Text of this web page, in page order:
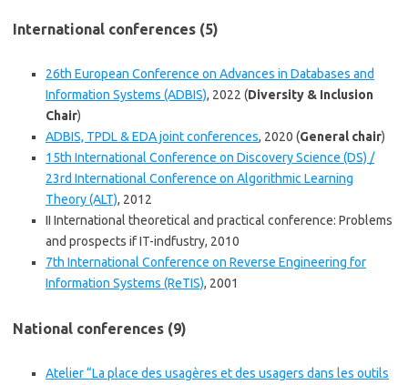
International conferences (5)
26th European Conference on Advances in Databases and
Information Systems (ADBIS), 2022 (Diversity & Inclusion
Chair)
ADBIS, TPDL & EDA joint conferences, 2020 (General chair)
15th International Conference on Discovery Science (DS) /
23rd International Conference on Algorithmic Learning
Theory (ALT), 2012
II International theoretical and practical conference: Problems
and prospects if IT-indfustry, 2010
7th International Conference on Reverse Engineering for
Information Systems (ReTIS), 2001
National conferences (9)
Atelier “La place des usagères et des usagers dans les outils